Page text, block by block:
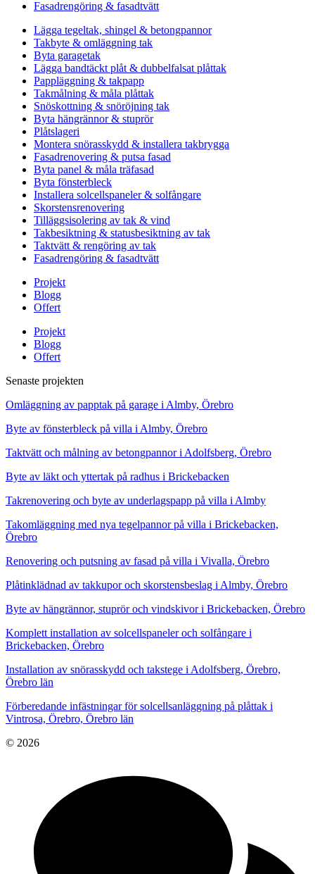
Fasadrengöring & fasadtvätt
Lägga tegeltak, shingel & betongpannor
Takbyte & omläggning tak
Byta garagetak
Lägga bandtäckt plåt & dubbelfalsat plåttak
Pappläggning & takpapp
Takmålning & måla plåttak
Snöskottning & snöröjning tak
Byta hängrännor & stuprör
Plåtslageri
Montera snörasskydd & installera takbrygga
Fasadrenovering & putsa fasad
Byta panel & måla träfasad
Byta fönsterbleck
Installera solcellspaneler & solfångare
Skorstensrenovering
Tilläggsisolering av tak & vind
Takbesiktning & statusbesiktning av tak
Taktvätt & rengöring av tak
Fasadrengöring & fasadtvätt
Projekt
Blogg
Offert
Projekt
Blogg
Offert
Senaste projekten
Omläggning av papptak på garage i Almby, Örebro
Byte av fönsterbleck på villa i Almby, Örebro
Taktvätt och målning av betongpannor i Adolfsberg, Örebro
Byte av läkt och yttertak på radhus i Brickebacken
Takrenovering och byte av underlagspapp på villa i Almby
Takomläggning med nya tegelpannor på villa i Brickebacken,
Örebro
Renovering och putsning av fasad på villa i Vivalla, Örebro
Plåtinklädnad av takkupor och skorstensbeslag i Almby, Örebro
Byte av hängrännor, stuprör och vindskivor i Brickebacken, Örebro
Komplett installation av solcellspaneler och solfångare i
Brickebacken, Örebro
Installation av snörasskydd och takstege i Adolfsberg, Örebro,
Örebro län
Förberedande infästningar för solcellsanläggning på plåttak i
Vintrosa, Örebro, Örebro län
© 2026